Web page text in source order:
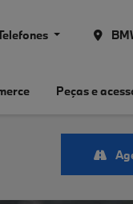
Peças e